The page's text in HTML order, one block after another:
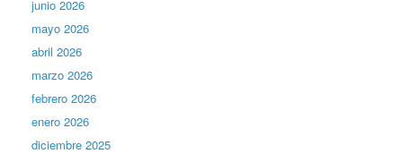
junio 2026
mayo 2026
abril 2026
marzo 2026
febrero 2026
enero 2026
diciembre 2025